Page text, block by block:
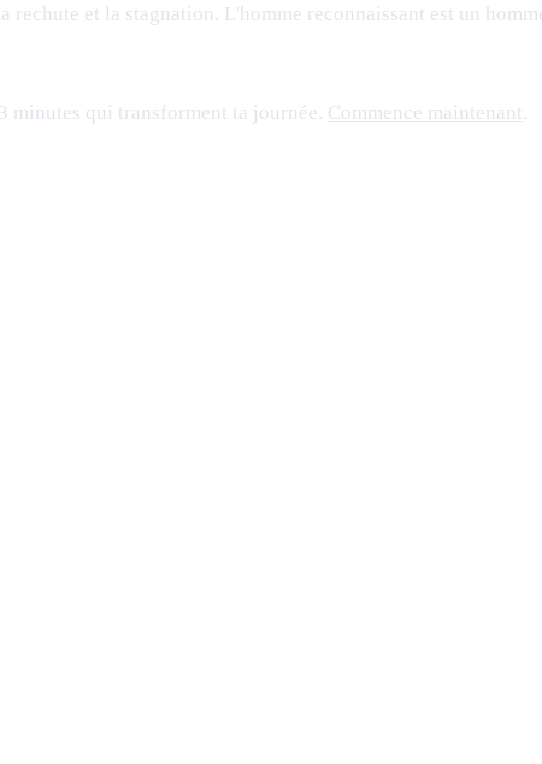
et la stagnation. L'homme reconnaissant est un
minutes qui transforment ta journée. Commence maintenant.